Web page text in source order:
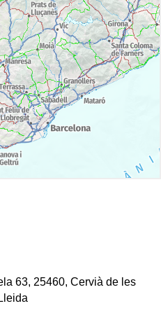
63, 25460, Cervià de les